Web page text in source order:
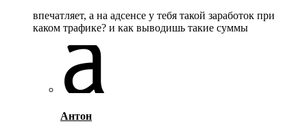
впечатляет, а на адсенсе у тебя такой заработок при
каком трафике? и как выводишь такие суммы
Антон